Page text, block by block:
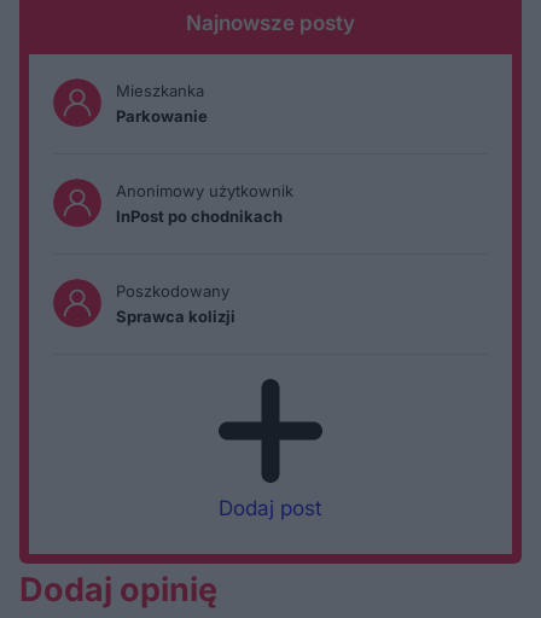
Najnowsze posty
Mieszkanka
Parkowanie
Anonimowy użytkownik
InPost po chodnikach
Poszkodowany
Sprawca kolizji
Dodaj post
Dodaj opinię